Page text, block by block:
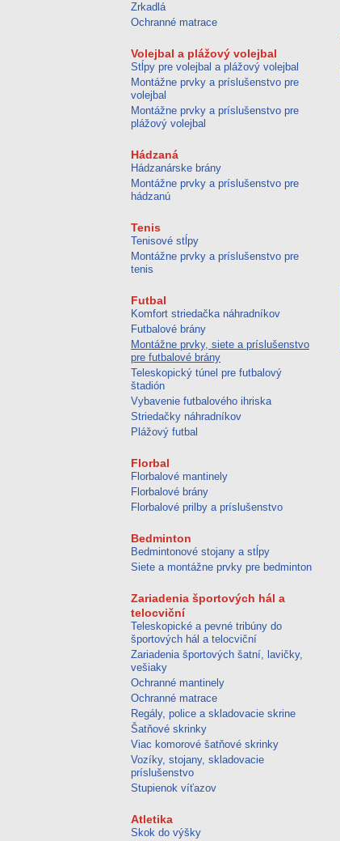
Zrkadlá
Ochranné matrace
Volejbal a plážový volejbal
Stĺpy pre volejbal a plážový volejbal
Montážne prvky a príslušenstvo pre
volejbal
Montážne prvky a príslušenstvo pre
plážový volejbal
Hádzaná
Hádzanárske brány
Montážne prvky a príslušenstvo pre
hádzanú
Tenis
Tenisové stĺpy
Montážne prvky a príslušenstvo pre
tenis
Futbal
Komfort striedačka náhradníkov
Futbalové brány
Montážne prvky, siete a príslušenstvo
pre futbalové brány
Teleskopický túnel pre futbalový
štadión
Vybavenie futbalového ihriska
Striedačky náhradníkov
Plážový futbal
Florbal
Florbalové mantinely
Florbalové brány
Florbalové prilby a príslušenstvo
Bedminton
Bedmintonové stojany a stĺpy
Siete a montážne prvky pre bedminton
Zariadenia športových hál a
telocviční
Teleskopické a pevné tribúny do
športových hál a telocviční
Zariadenia športových šatní, lavičky,
vešiaky
Ochranné mantinely
Ochranné matrace
Regály, police a skladovacie skrine
Šatňové skrinky
Viac komorové šatňové skrinky
Vozíky, stojany, skladovacie
príslušenstvo
Stupienok víťazov
Atletika
Skok do výšky